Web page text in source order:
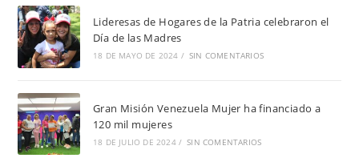
Lideresas de Hogares de la Patria celebraron el
Día de las Madres
18 DE MAYO DE 2024 / SIN COMENTARIOS
Gran Misión Venezuela Mujer ha financiado a
120 mil mujeres
18 DE JULIO DE 2024 / SIN COMENTARIOS